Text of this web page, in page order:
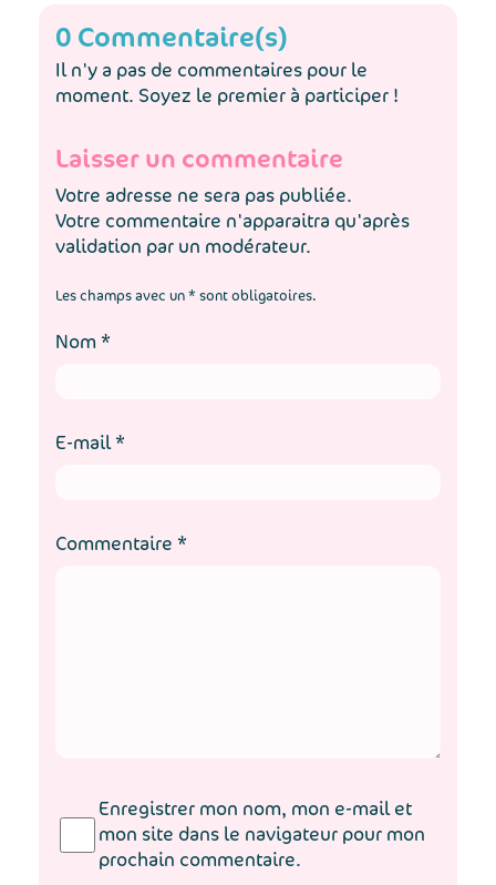
0 Commentaire(s)
Il n'y a pas de commentaires pour le
moment. Soyez le premier à participer !
Laisser un commentaire
Votre adresse ne sera pas publiée.
Votre commentaire n'apparaitra qu'après
validation par un modérateur.
Commentaire *
Les champs avec un * sont obligatoires.
Nom *
E-mail*
Enregistrer mon nom, mon e-mail et
mon site dans le navigateur pour mon
prochain commentaire.